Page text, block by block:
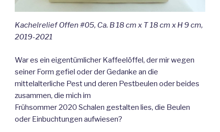
Kachelrelief Offen #05, Ca. B 18 cm x T 18 cm x H 9 cm,
2019-2021
War es ein eigentümlicher Kaffeelöffel, der mir wegen
seiner Form gefiel oder der Gedanke an die
mittelalterliche Pest und deren Pestbeulen oder beides
zusammen, die mich im
Frühsommer 2020 Schalen gestalten lies, die Beulen
oder Einbuchtungen aufwiesen?